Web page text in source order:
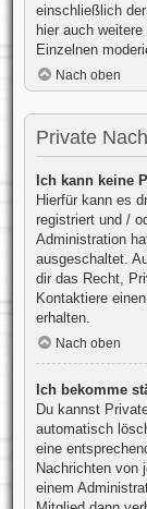
einschließlich
hier auch
Einzelnen
Nach oben
Private
Ich kann keine
Hierfür kann es
registriert und /
Administration
ausgeschaltet.
dir das Recht,
Kontaktiere
erhalten.
Nach oben
Ich bekomme
Du kannst
automatisch
eine
Nachrichten von
einem